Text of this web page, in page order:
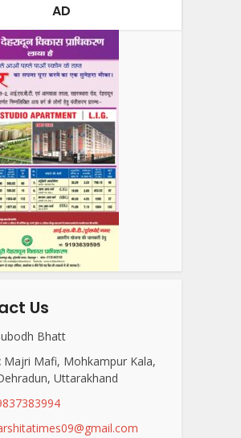
AD
Us
Bhatt
Majri Mafi, Mohkampur Kala,
Uttarakhand